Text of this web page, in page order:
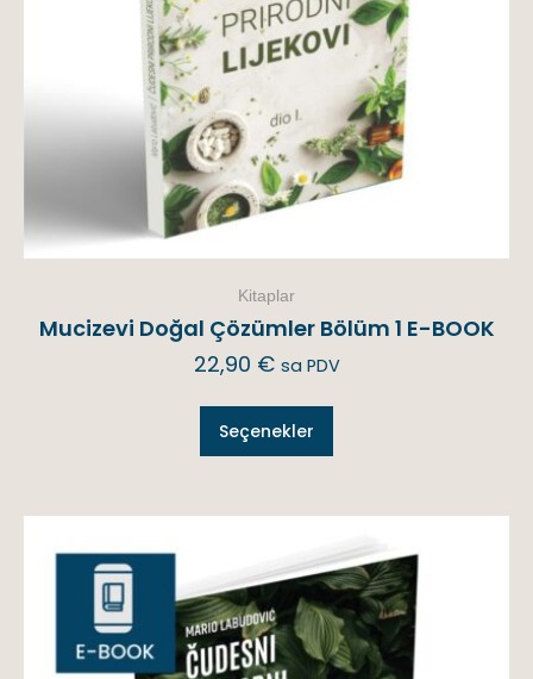
Kitaplar
Mucizevi Doğal Çözümler Bölüm 1 E-BOOK
22,90 € sa PDV
Seçenekler